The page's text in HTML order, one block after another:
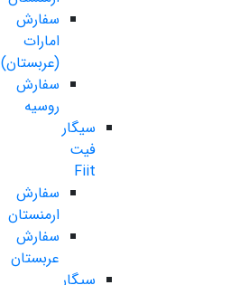
سفارش
امارات
(عربستان)
سفارش
روسیه
سیگار
فیت
Fiit
سفارش
ارمنستان
سفارش
عربستان
سیگار